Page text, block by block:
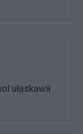
ułaskawił